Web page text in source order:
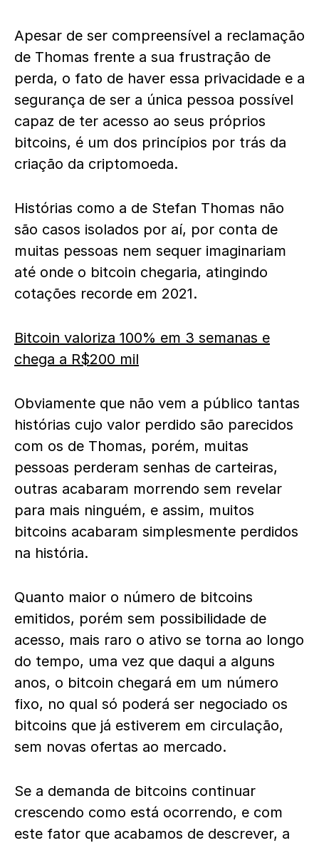
Apesar de ser compreensível a reclamação
de Thomas frente a sua frustração de
perda, o fato de haver essa privacidade e a
segurança de ser a única pessoa possível
capaz de ter acesso ao seus próprios
bitcoins, é um dos princípios por trás da
criação da criptomoeda.
Histórias como a de Stefan Thomas não
são casos isolados por aí, por conta de
muitas pessoas nem sequer imaginariam
até onde o bitcoin chegaria, atingindo
cotações recorde em 2021.
Bitcoin valoriza 100% em 3 semanas e
chega a R$200 mil
Obviamente que não vem a público tantas
histórias cujo valor perdido são parecidos
com os de Thomas, porém, muitas
pessoas perderam senhas de carteiras,
outras acabaram morrendo sem revelar
para mais ninguém, e assim, muitos
bitcoins acabaram simplesmente perdidos
na história.
Quanto maior o número de bitcoins
emitidos, porém sem possibilidade de
acesso, mais raro o ativo se torna ao longo
do tempo, uma vez que daqui a alguns
anos, o bitcoin chegará em um número
fixo, no qual só poderá ser negociado os
bitcoins que já estiverem em circulação,
sem novas ofertas ao mercado.
Se a demanda de bitcoins continuar
crescendo como está ocorrendo, e com
este fator que acabamos de descrever, a